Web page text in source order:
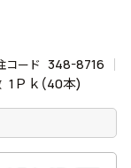
コード 348-8716
1Ｐｋ(40本)